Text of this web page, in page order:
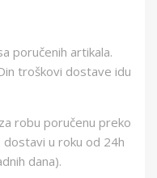
Kina
poručenih artikala.
troškovi dostave idu
robu poručenu preko
u roku od 24h
dana).